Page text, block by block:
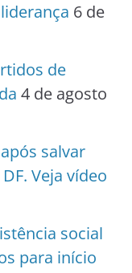
6 de
de
4 de agosto
salvar
Veja vídeo
social
para início